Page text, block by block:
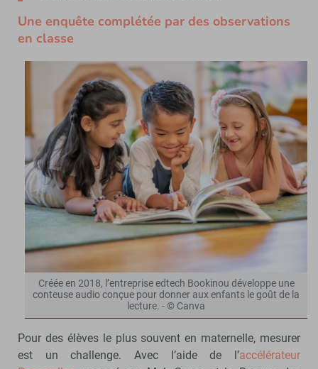
Une enquête complétée par des observations
en classe
Créée en 2018, l’entreprise edtech Bookinou développe une
conteuse audio conçue pour donner aux enfants le goût de la
lecture. - © Canva
Pour des élèves le plus souvent en maternelle, mesurer
est un challenge. Avec l’aide de l’accélérateur